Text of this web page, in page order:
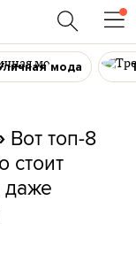
мода
Вот топ-8
стоит
даже